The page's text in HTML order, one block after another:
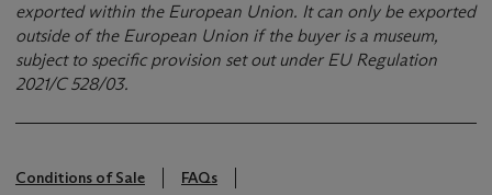
exported within the European Union. It can only be exported
outside of the European Union if the buyer is a museum,
subject to specific provision set out under EU Regulation
2021/C 528/03.
Conditions of Sale
FAQs